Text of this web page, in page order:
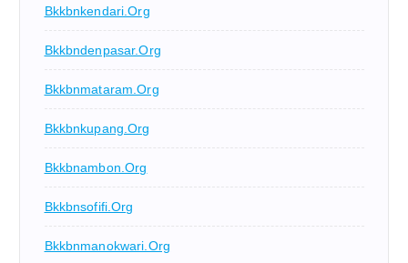
Bkkbnkendari.org
Bkkbndenpasar.org
Bkkbnmataram.org
Bkkbnkupang.org
Bkkbnambon.org
Bkkbnsofifi.org
Bkkbnmanokwari.org